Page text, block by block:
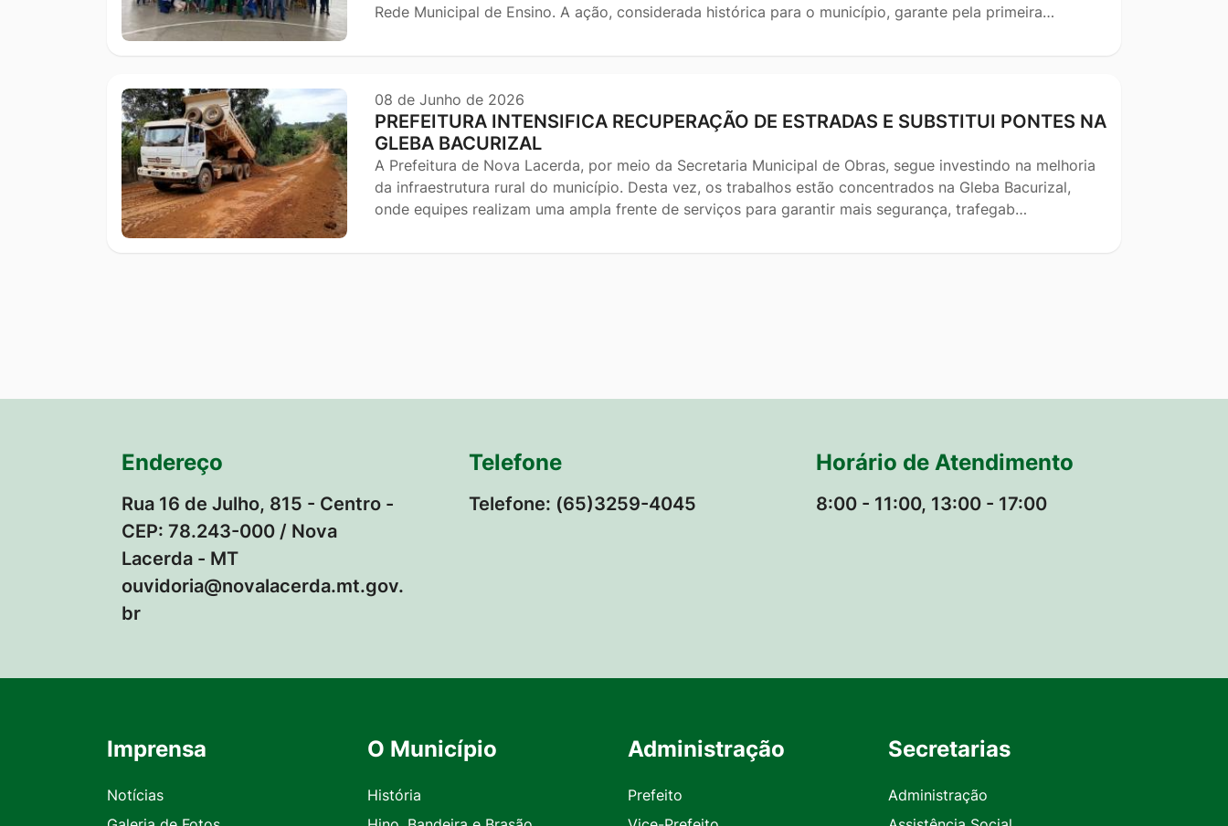
Rede Municipal de Ensino. A ação, considerada histórica para o município, garante pela primeira…
08 de Junho de 2026
PREFEITURA INTENSIFICA RECUPERAÇÃO DE ESTRADAS E SUBSTITUI PONTES NA
GLEBA BACURIZAL
A Prefeitura de Nova Lacerda, por meio da Secretaria Municipal de Obras, segue investindo na melhoria
da infraestrutura rural do município. Desta vez, os trabalhos estão concentrados na Gleba Bacurizal,
onde equipes realizam uma ampla frente de serviços para garantir mais segurança, trafegab…
Endereço
Rua 16 de Julho, 815 - Centro -
CEP: 78.243-000 / Nova
Lacerda - MT
ouvidoria@novalacerda.mt.gov.
br
Telefone
Telefone: (65)3259-4045
Horário de Atendimento
8:00 - 11:00, 13:00 - 17:00
Seção do Rodapé e Contato
Imprensa
Notícias
O Município
História
Administração
Prefeito
Secretarias
Administração